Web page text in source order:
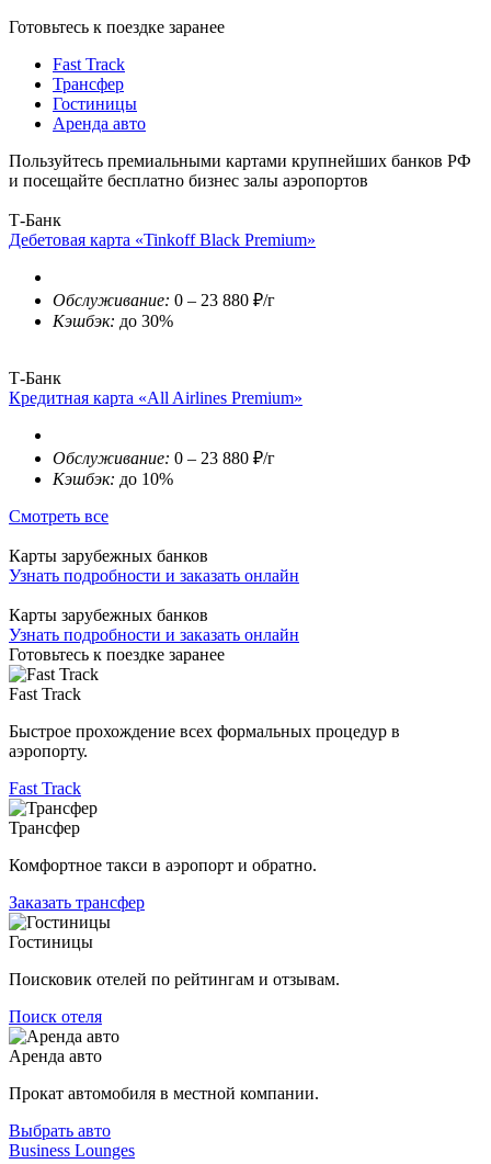
Готовьтесь к поездке заранее
Fast Track
Трансфер
Гостиницы
Аренда авто
Пользуйтесь премиальными картами крупнейших банков РФ
и посещайте бесплатно бизнес залы аэропортов
Т-Банк
Дебетовая карта «Tinkoff Black Premium»
Обслуживание: 0 – 23 880 ₽/г
Кэшбэк: до 30%
Т-Банк
Кредитная карта «All Airlines Premium»
Обслуживание: 0 – 23 880 ₽/г
Кэшбэк: до 10%
Смотреть все
Карты зарубежных банков
Узнать подробности и заказать онлайн
Карты зарубежных банков
Узнать подробности и заказать онлайн
Готовьтесь к поездке заранее
Fast Track
Быстрое прохождение всех формальных процедур в
аэропорту.
Fast Track
Трансфер
Комфортное такси в аэропорт и обратно.
Заказать трансфер
Гостиницы
Поисковик отелей по рейтингам и отзывам.
Поиск отеля
Аренда авто
Прокат автомобиля в местной компании.
Выбрать авто
Business Lounges